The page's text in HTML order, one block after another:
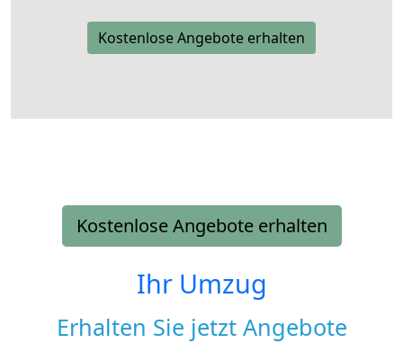
Kostenlose Angebote erhalten
Kostenlose Angebote erhalten
Ihr Umzug
Erhalten Sie jetzt Angebote